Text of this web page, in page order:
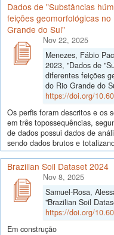
Dados de "Substâncias
feições geomorfológicas
Grande do Sul"
Nov 22, 2025
Menezes, Fábio
2023, "Dados de
diferentes feições
do Rio Grande do
https://doi.org/
Os perfis foram descritos e os
em três topossequências,
de dados possui dados de
sendo dados brutos e
Brazilian Soil Dataset 2024
Nov 8, 2025
Samuel-Rosa,
"Brazilian Soil
https://doi.org/
Em construção